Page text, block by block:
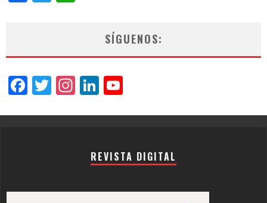
SÍGUENOS:
Facebook
Twitter
Instagram
LinkedIn
REVISTA DIGITAL